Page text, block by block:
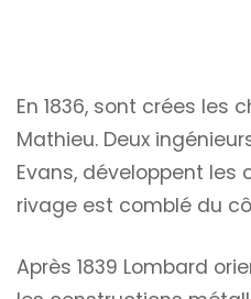
En 1836, sont crées les
Mathieu. Deux
Evans, développent les
rivage est comblé du
Après 1839 Lombard